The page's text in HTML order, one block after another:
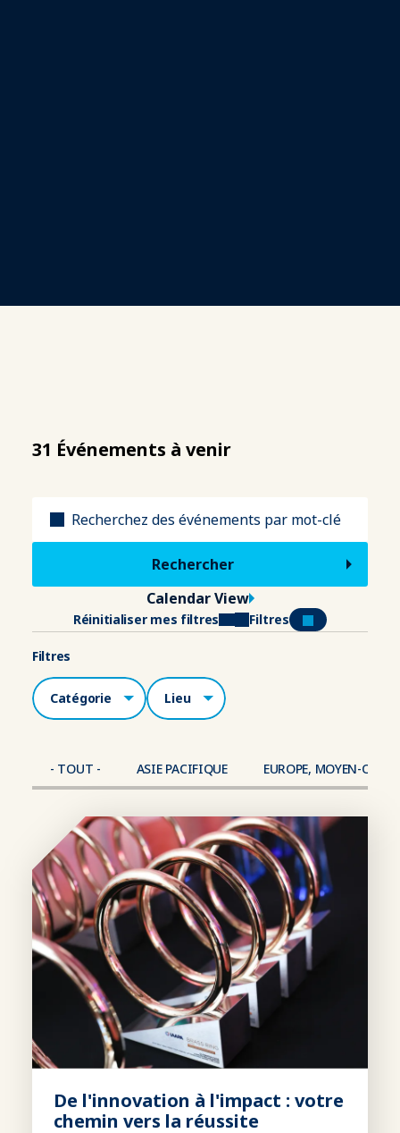
31 Événements à venir
Calendar View
Réinitialiser mes filtres Filtres
Filtres
Catégories Lieu
- TOUT - ASIE PACIFIQUE EUROPE, MOYEN-
De l'innovation à l'impact : votre
chemin vers la réussite